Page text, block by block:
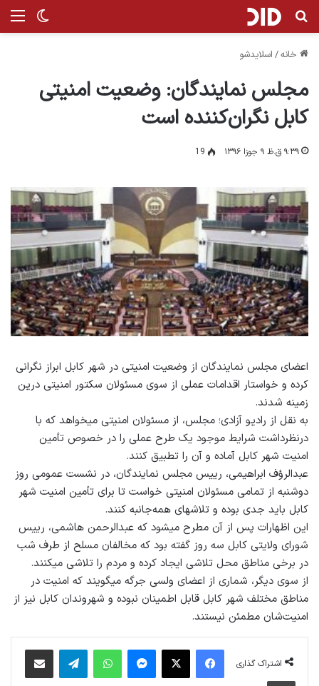
تغییر جستجو برای
خانه/ اسلایدشو
مجلس نمایندگان: وضعیت امنیتی
کابل نگران‌کننده است
۹:۳۹ ق.ظ ۹ جوزا ۱۳۹۶ 19
اعضای مجلس نمایندگان از وضعیت امنیتی در شهر کابل ابراز نگرانی
کرده و خواستار اقدامات عملی از سوی مسئولان سکتور امنیتی درین
زمینه شدند.
به نقل از رادیو آزادی؛ مجلس، از مسئولان امنیتی می‎خواهد که با
درنظرداشت شرایط موجود یک طرح عملی را در خصوص تأمین
امنیت شهر کابل آماده و آن را تطبیق کنند.
عبدالرؤف ابراهیمی، رییس مجلس نمایندگان، در نشست عمومی روز
دوشنبه از تمامی مسئولان امنیتی خواست تا برای تأمین امنیت شهر
کابل باید جدی بوده و تلاش‎های همه‌جانبه کنند.
این اظهارات پس از آن مطرح می‎شود که عبدالرحمن هاشمی، رییس
شورای ولایتی کابل سه روز گفته بود که مخالفان مسلح از طرف شب
در برخی مناطق محل تلاشی ایجاد کرده و مردم را تلاشی می‎کنند.
از سوی دیگر، شماری از اعضای ولسی جرگه می‎گویند که امنیت در
مناطق مختلف شهر کابل قابل اطمینان نبوده و شهروندان کابل نیز از
امنیت‌شان مطمئن نیستند.
اشتراک گذاری
فیس بوک پیام رسان واتس آپ